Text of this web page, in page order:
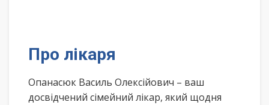
Про лікаря
Опанасюк Василь Олексійович – ваш
досвідчений сімейний лікар, який щодня